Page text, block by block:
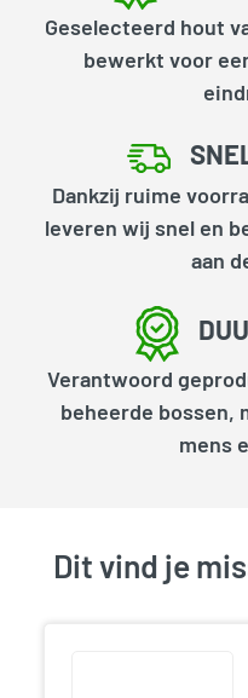
Geselecteerd hout
bewerkt voor
Dankzij ruime
leveren wij snel en
aan
Verantwoord
beheerde bossen,
mens
Dit vind je